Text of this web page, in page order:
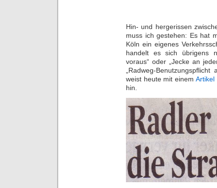
Hin- und hergerissen
muss ich gestehen: Es hat
Köln ein eigenes
handelt es sich übrigens
voraus“ oder „Jecke an
„Radweg-
weist heute mit einem Artikel
hin.